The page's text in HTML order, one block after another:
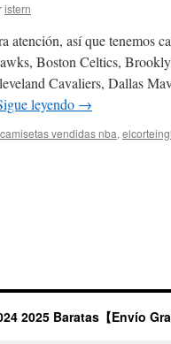
istern
atención, así que tenemos
Boston Celtics,
Cavaliers, Dallas
leyendo →
camisetas vendidas nba,
2025 Baratas【Envío